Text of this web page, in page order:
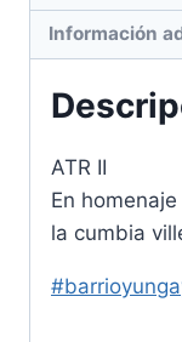
Información
ATR II
En
la cumbia
#barrio